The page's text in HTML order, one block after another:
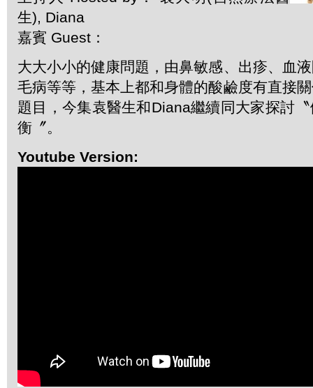
生), Diana
嘉賓 Guest：
大大小小的健康問題，由鼻敏感、出疹、血
毛病等等，基本上都和身體的酸鹼度有直接
題目，今集袁醫生和Diana繼續同大家探討
衡〞。
Youtube Version: